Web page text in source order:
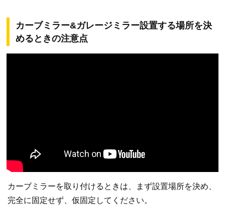
カーブミラー&ガレージミラー設置する場所を決
めるときの注意点
カーブミラーを取り付けるときは、まず設置場所を決め、
完全に固定せず、仮固定してください。